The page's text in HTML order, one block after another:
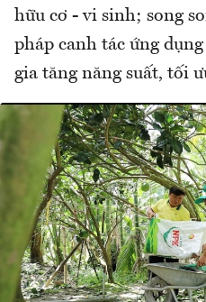
hữu cơ - vi sinh; song
pháp canh tác ứng
gia tăng năng suất, tối